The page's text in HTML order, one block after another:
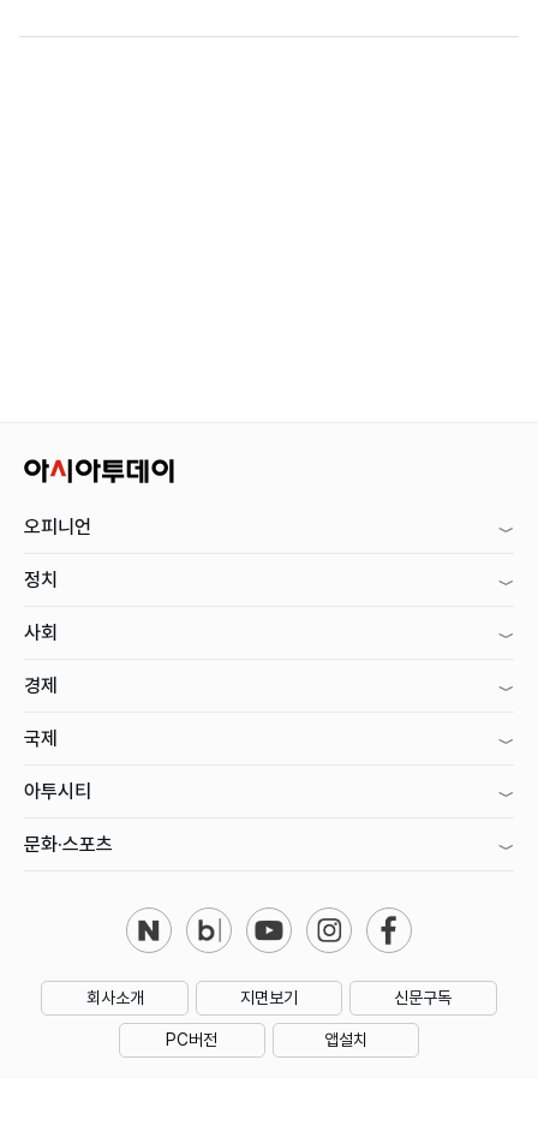
오피니언
정치
사회
경제
국제
아투시티
문화·스포츠
회사소개 지면보기 신문구독
PC버전 앱설치